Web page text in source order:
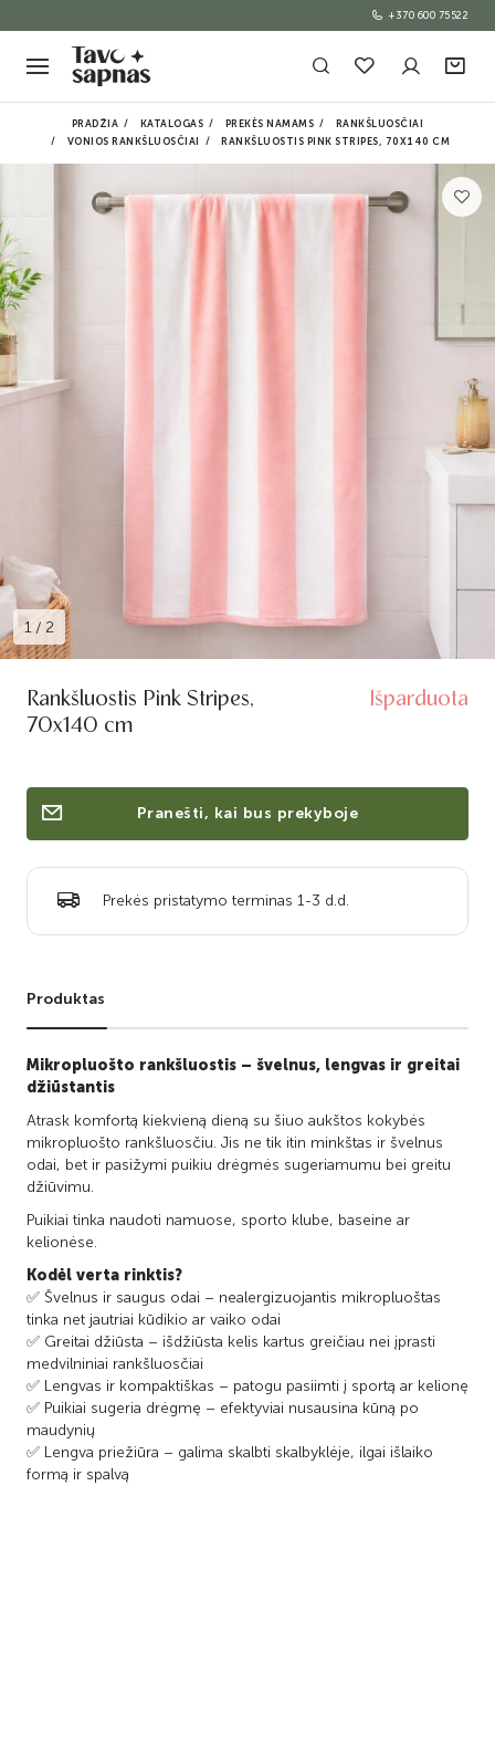
+370 600 75522
PRADŽIA KATALOGAS PREKĖS NAMAMS
RANKŠLUOSČIAI
VONIOS RANKŠLUOSČIAI
RANKŠLUOSTIS PINK STRIPES, 70X140 CM
1 / 2
Rankšluostis Pink Stripes,
70x140 cm
Išparduota
Pranešti, kai bus prekyboje
Prekės pristatymo terminas 1-3 d.d.
Produktas
Mikropluošto rankšluostis – švelnus, lengvas ir greitai
džiūstantis
Atrask komfortą kiekvieną dieną su šiuo aukštos kokybės
mikropluošto rankšluosčiu. Jis ne tik itin minkštas ir švelnus
odai, bet ir pasižymi puikiu drėgmės sugeriamumu bei greitu
džiūvimu.
Puikiai tinka naudoti namuose, sporto klube, baseine ar
kelionėse.
Kodėl verta rinktis?
✅ Švelnus ir saugus odai – nealergizuojantis mikropluoštas
tinka net jautriai kūdikio ar vaiko odai
✅ Greitai džiūsta – išdžiūsta kelis kartus greičiau nei įprasti
medvilniniai rankšluosčiai
✅ Lengvas ir kompaktiškas – patogu pasiimti į sportą ar kelionę
✅ Puikiai sugeria drėgmę – efektyviai nusausina kūną po
maudynių
✅ Lengva priežiūra – galima skalbti skalbyklėje, ilgai išlaiko
formą ir spalvą